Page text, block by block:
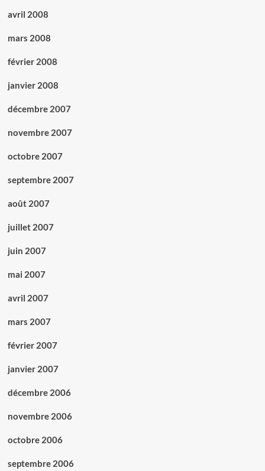
avril 2008
mars 2008
février 2008
janvier 2008
décembre 2007
novembre 2007
octobre 2007
septembre 2007
août 2007
juillet 2007
juin 2007
mai 2007
avril 2007
mars 2007
février 2007
janvier 2007
décembre 2006
novembre 2006
octobre 2006
septembre 2006